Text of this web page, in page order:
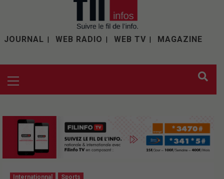
JOURNAL WEB RADIO WEB TV MAGAZINE
Internationnal Sports